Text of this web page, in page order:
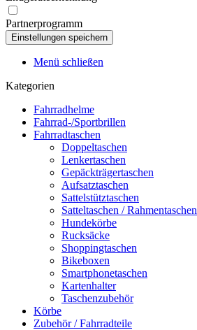
Partnerprogramm
Menü schließen
Kategorien
Fahrradhelme
Fahrrad-/Sportbrillen
Fahrradtaschen
Doppeltaschen
Lenkertaschen
Gepäckträgertaschen
Aufsatztaschen
Sattelstütztaschen
Satteltaschen / Rahmentaschen
Hundekörbe
Rucksäcke
Shoppingtaschen
Bikeboxen
Smartphonetaschen
Kartenhalter
Taschenzubehör
Körbe
Zubehör / Fahrradteile